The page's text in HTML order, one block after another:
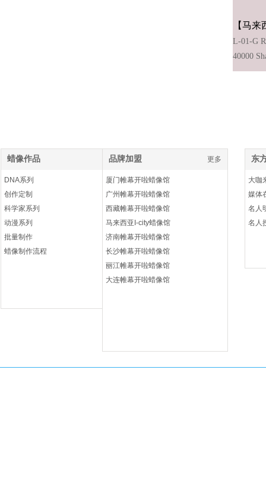
【马
L-01-G
40000
蜡像作品 更多
DNA系列
创作定制
科学家系列
动漫系列
批量制作
蜡像制作流程
品牌加盟 更多
厦门帷幕开啦蜡像馆
广州帷幕开啦蜡像馆
西藏帷幕开啦蜡像馆
马来西亚I-city蜡像馆
济南帷幕开啦蜡像馆
长沙帷幕开啦蜡像馆
丽江帷幕开啦蜡像馆
大连帷幕开啦蜡像馆
东
大咖
媒体
名人
名人